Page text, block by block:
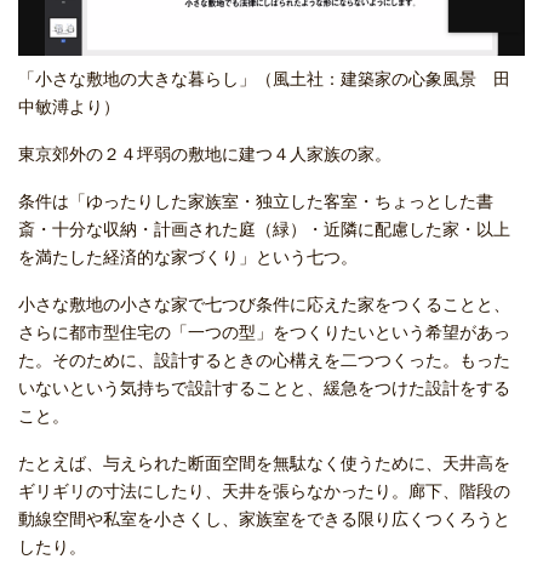
「小さな敷地の大きな暮らし」（風土社：建築家の心象風景 田
中敏溥より）
東京郊外の２４坪弱の敷地に建つ４人家族の家。
条件は「ゆったりした家族室・独立した客室・ちょっとした書
斎・十分な収納・計画された庭（緑）・近隣に配慮した家・以上
を満たした経済的な家づくり」という七つ。
小さな敷地の小さな家で七つび条件に応えた家をつくることと、
さらに都市型住宅の「一つの型」をつくりたいという希望があっ
た。そのために、設計するときの心構えを二つつくった。もった
いないという気持ちで設計することと、緩急をつけた設計をする
こと。
たとえば、与えられた断面空間を無駄なく使うために、天井高を
ギリギリの寸法にしたり、天井を張らなかったり。廊下、階段の
動線空間や私室を小さくし、家族室をできる限り広くつくろうと
したり。